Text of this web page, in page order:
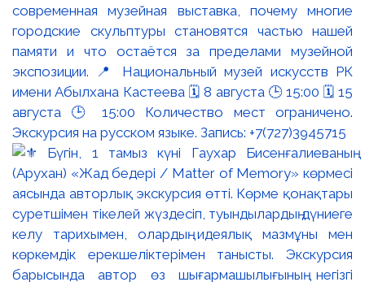
современная музейная выставка, почему многие
городские скульптуры становятся частью нашей
памяти и что остаётся за пределами музейной
экспозиции. 📍 Национальный музей искусств РК
имени Абылхана Кастеева 🗓 8 августа 🕒 15:00 🗓 15
августа 🕒 15:00 Количество мест ограничено.
Экскурсия на русском языке. Запись: +7(727)3945715